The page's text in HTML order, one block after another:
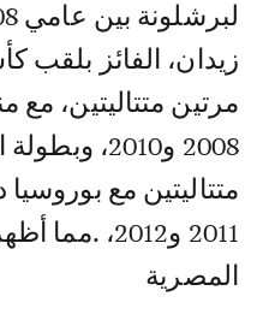
زيدان، الفائز بلقب
مرتين متتاليتين،
2008 و2010،
متتاليتين مع
2011 و2012،
المصرية